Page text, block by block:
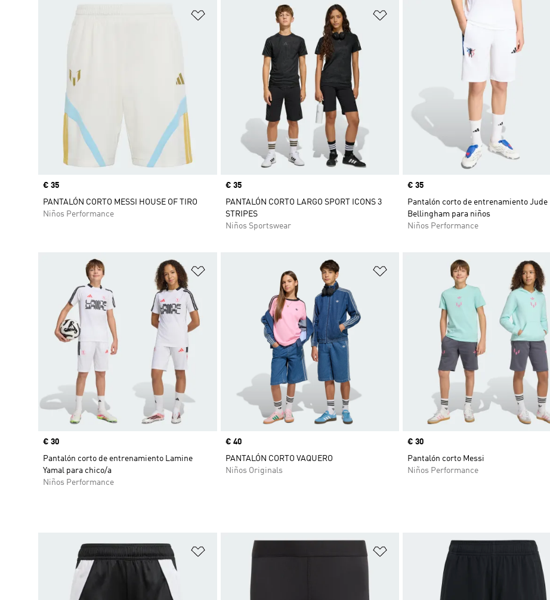
Añadir a la lista de deseos
Precio
€ 35
PANTALÓN CORTO MESSI HOUSE OF TIRO
Niños Performance
Añadir a la lista de deseos
Precio
€ 35
PANTALÓN CORTO LARGO SPORT ICONS 3
STRIPES
Niños Sportswear
Precio
€ 35
Pantalón corto de entrenamiento Jude
Bellingham para niños
Niños Performance
Añadir a la lista de deseos
Precio
€ 30
Pantalón corto de entrenamiento Lamine
Yamal para chico/a
Niños Performance
Añadir a la lista de deseos
Precio
€ 40
PANTALÓN CORTO VAQUERO
Niños Originals
Precio
€ 30
Pantalón corto Messi
Niños Performance
Añadir a la lista de deseos Añadir a la lista de deseos